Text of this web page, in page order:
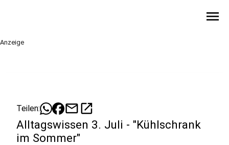
menu
Anzeige
Teilen: mailopen_in_new
Alltagswissen 3. Juli - "Kühlschrank
im Sommer"